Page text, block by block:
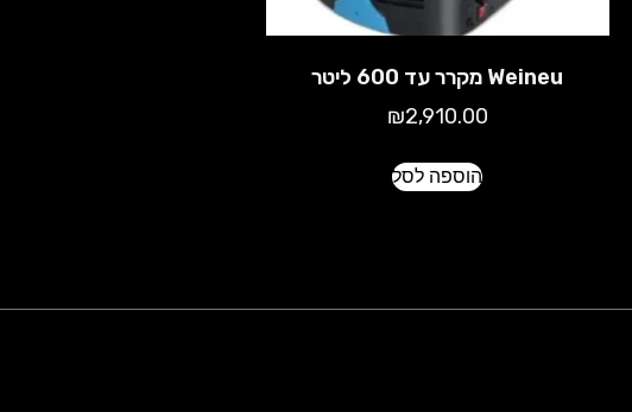
Weineu מקרר עד 600 ליטר
₪2,910.00
הוספה לסל